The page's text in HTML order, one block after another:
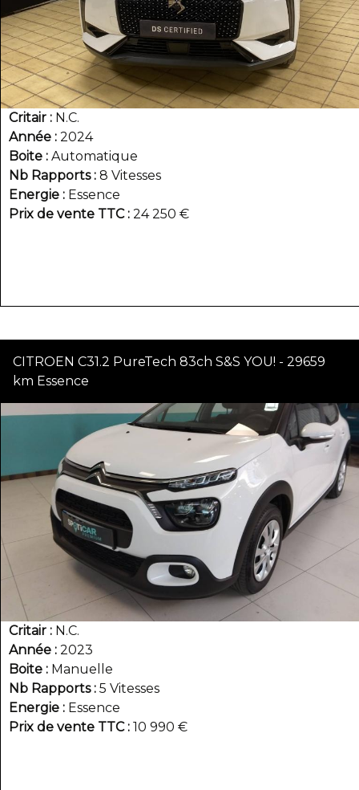
Critair
N.C.
Année 2024
Boite Automatique
Nb Rapports 8 Vitesses
Energie
Essence
Prix de vente TTC 24 250 €
CITROEN C31.2 PureTech 83ch S&S YOU! - 29659
km Essence
Critair
N.C.
Année 2023
Boite
Manuelle
Nb Rapports 5 Vitesses
Energie
Essence
Prix de vente TTC 10 990 €